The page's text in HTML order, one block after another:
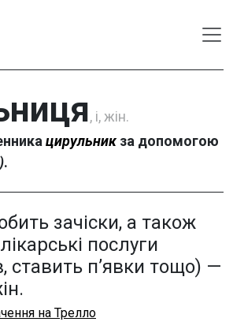
, і, жін.
цирульникза допомогою
.
зачіски, а також
послуги
ставить п’явки тощо) —
на Трелло